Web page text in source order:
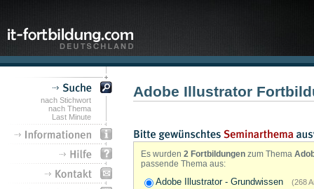
nach Stichwort
nach Thema
Last Minute
Adobe Illustrator
Es wurden 2 Fortbildungen zum Thema
passende Thema aus:
Adobe Illustrator - Grundwissen (268